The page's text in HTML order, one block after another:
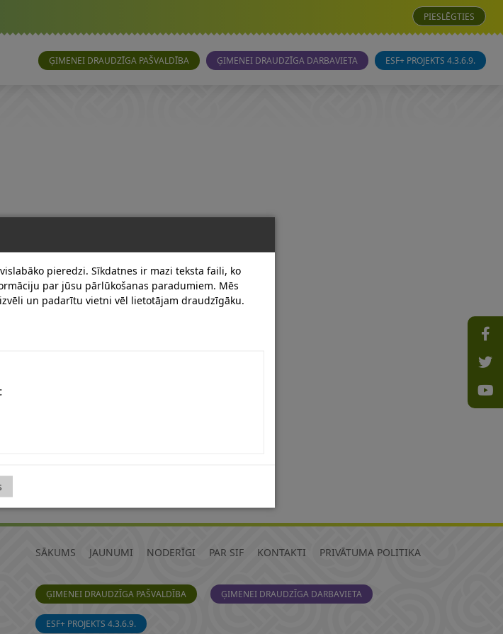
PIESLĒGTIES
ĢIMENEI DRAUDZĪGA PAŠVALDĪBA ĢIMENEI DRAUDZĪGA DARBAVIETA ESF+ PROJEKTS 4.3.6.9.
SĀKUMS JAUNUMI NODERĪGI PAR SIF KONTAKTI PRIVĀTUMA POLITIKA
ĢIMENEI DRAUDZĪGA PAŠVALDĪBA ĢIMENEI DRAUDZĪGA DARBAVIETA
ESF+ PROJEKTS 4.3.6.9.
pieredzi. Sīkdatnes ir mazi teksta faili, ko
par jūsu pārlūkošanas paradumiem. Mēs
un padarītu vietni vēl lietotājam draudzīgāku.